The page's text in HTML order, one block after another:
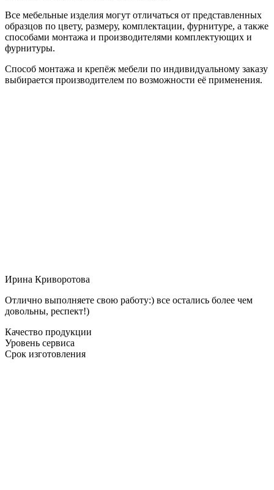
Все мебельные изделия могут отличаться от представленных
образцов по цвету, размеру, комплектации, фурнитуре, а также
способами монтажа и производителями комплектующих и
фурнитуры.
Способ монтажа и крепёж мебели по индивидуальному заказу
выбирается производителем по возможности её применения.
Ирина Криворотова
Отлично выполняете свою работу:) все остались более чем
довольны, респект!)
Качество продукции
Уровень сервиса
Срок изготовления